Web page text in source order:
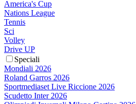
America's Cup
Nations League
Tennis
Sci
Volley
Drive UP
Speciali
Mondiali 2026
Roland Garros 2026
Sportmediaset Live Riccione 2026
Scudetto Inter 2026